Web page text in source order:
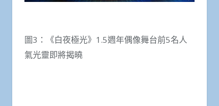
圖3：《白夜極光》1.5週年偶像舞台前5名人
氣光靈即將揭曉